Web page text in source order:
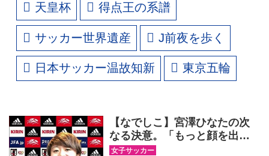
天皇杯 得点王の系譜
サッカー世界遺産 J前夜を歩く
日本サッカー温故知新 東京五輪
【なでしこ】宮澤ひなたの次
なる決意。「もっと顔を出し
て、もっと仕掛ける」